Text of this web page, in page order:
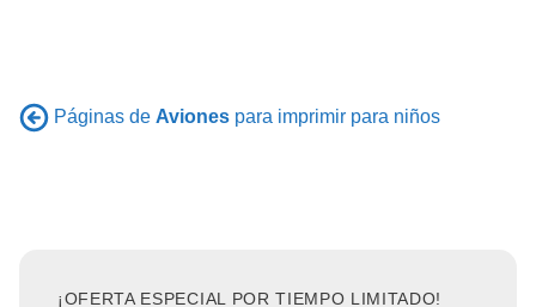
Páginas de Aviones para imprimir para niños
¡OFERTA ESPECIAL POR TIEMPO LIMITADO!